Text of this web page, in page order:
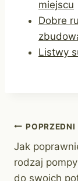
miejscu
Dobre
Listwy
wpisu
POPRZEDNI
Jak
rodzaj pompy
do swoich